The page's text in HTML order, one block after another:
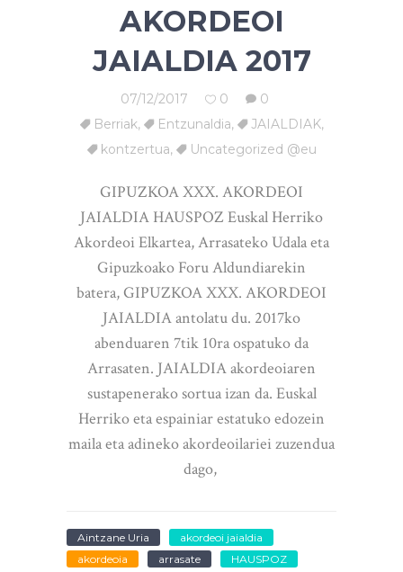
AKORDEOI
JAIALDIA 2017
07/12/2017 0
0
Berriak, Entzunaldia, JAIALDIAK,
kontzertua, Uncategorized @eu
GIPUZKOA XXX. AKORDEOI
JAIALDIA HAUSPOZ Euskal Herriko
Akordeoi Elkartea, Arrasateko Udala eta
Gipuzkoako Foru Aldundiarekin
batera, GIPUZKOA XXX. AKORDEOI
JAIALDIA antolatu du. 2017ko
abenduaren 7tik 10ra ospatuko da
Arrasaten. JAIALDIA akordeoiaren
sustapenerako sortua izan da. Euskal
Herriko eta espainiar estatuko edozein
maila eta adineko akordeoilariei zuzendua
dago,
Aintzane Uria
akordeoi jaialdia
akordeoia
arrasate HAUSPOZ